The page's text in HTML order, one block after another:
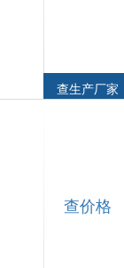
查生产厂家
查价格